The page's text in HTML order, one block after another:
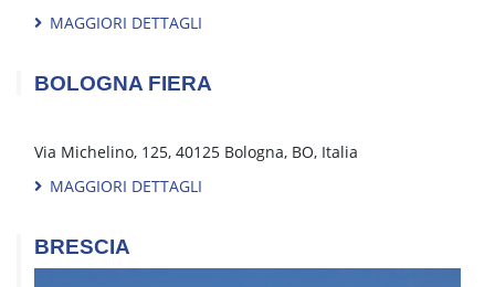
MAGGIORI DETTAGLI
BOLOGNA FIERA